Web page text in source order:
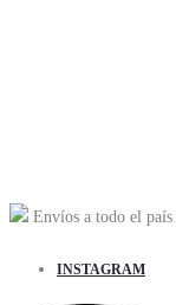
Envíos a todo el país
INSTAGRAM